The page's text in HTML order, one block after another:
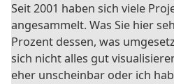
Seit 2001 haben sich viele
angesammelt. Was Sie hier
Prozent dessen, was
sich nicht alles gut
eher unscheinbar oder ich